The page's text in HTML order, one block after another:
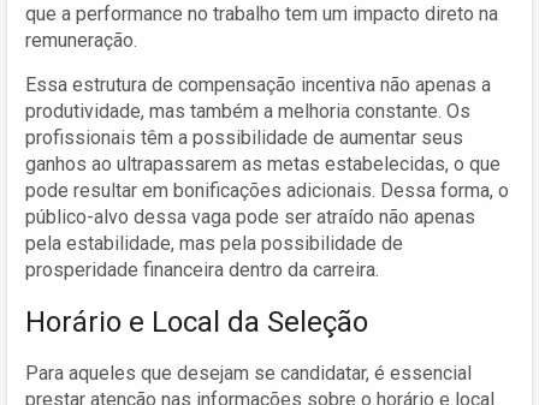
que a performance no trabalho tem um impacto direto na
remuneração.
Essa estrutura de compensação incentiva não apenas a
produtividade, mas também a melhoria constante. Os
profissionais têm a possibilidade de aumentar seus
ganhos ao ultrapassarem as metas estabelecidas, o que
pode resultar em bonificações adicionais. Dessa forma, o
público-alvo dessa vaga pode ser atraído não apenas
pela estabilidade, mas pela possibilidade de
prosperidade financeira dentro da carreira.
Horário e Local da Seleção
Para aqueles que desejam se candidatar, é essencial
prestar atenção nas informações sobre o horário e local